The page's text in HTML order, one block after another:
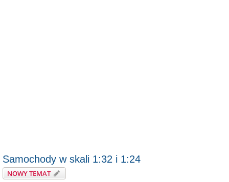
Samochody w skali 1:32 i 1:24
NOWY TEMAT